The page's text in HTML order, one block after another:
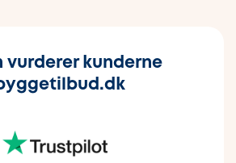
vurderer kunderne